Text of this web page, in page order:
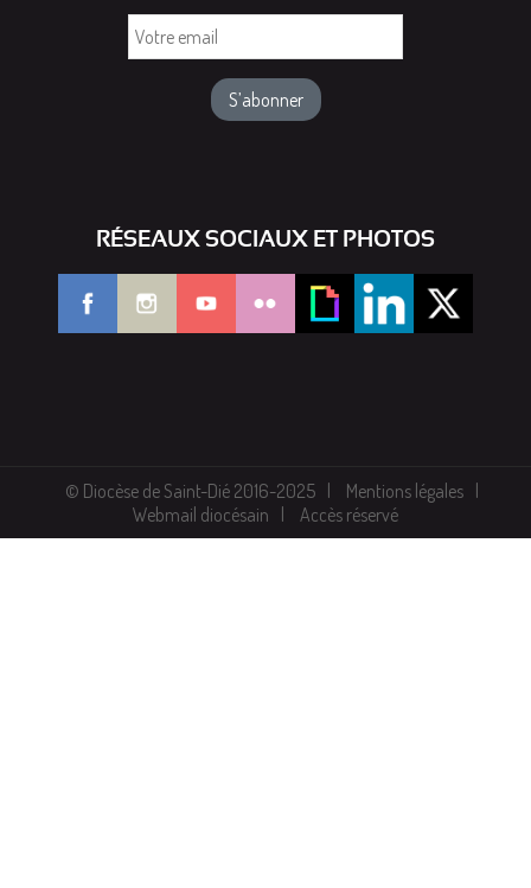
RÉSEAUX SOCIAUX ET PHOTOS
© Diocèse de Saint-Dié 2016-2025
Mentions légales
Webmail diocésain
Accès réservé